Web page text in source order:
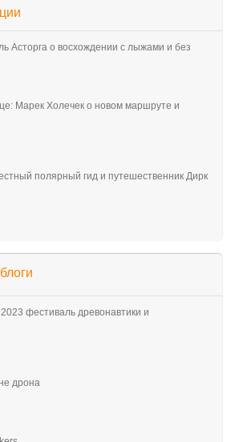
Асторга о восхождении с лыжами и без
Марек Холечек о новом маршруте и
полярный гид и путешественник Дирк
фестиваль древонавтики и
дрона